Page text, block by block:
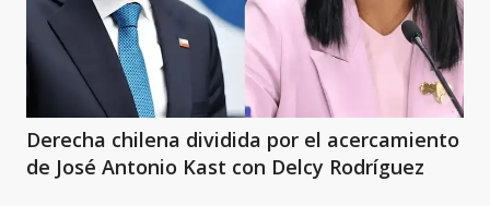
Derecha chilena dividida por el acercamiento
de José Antonio Kast con Delcy Rodríguez